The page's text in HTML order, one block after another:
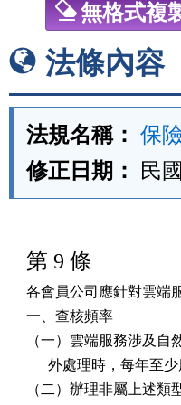
無格式複
法條內容
法規名稱： 保
修正日期：
民
第 9 條
各會員公司應針對雲端
一、查核頻率
（一）雲端服務涉及
外處理時，每年
（二）辦理非屬上述